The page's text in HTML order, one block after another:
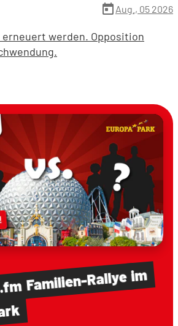
today Aug., 05 2026
erneuert werden. Opposition
Familien-Rallyeim